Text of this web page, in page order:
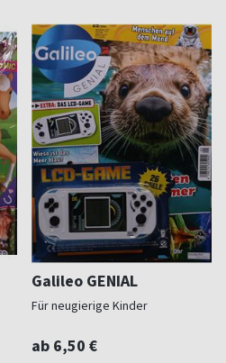
Galileo GENIAL
Für neugierige Kinder
ab 6,50 €